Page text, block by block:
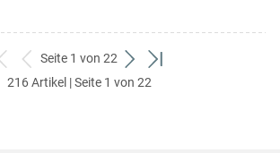
zum
ersten
zurück
zum
Seite 1 von 22
weiter
zum
zum
216 Artikel | Seite 1 von 22